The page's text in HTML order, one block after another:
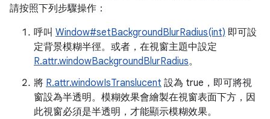
請按照下列步驟操作：
呼叫 Window#setBackgroundBlurRadius(int) 即可設
定背景模糊半徑。或者，在視窗主題中設定
R.attr.windowBackgroundBlurRadius。
將 R.attr.windowIsTranslucent 設為 true，即可將視
窗設為半透明。模糊效果會繪製在視窗表面下方，因
此視窗必須是半透明，才能顯示模糊效果。